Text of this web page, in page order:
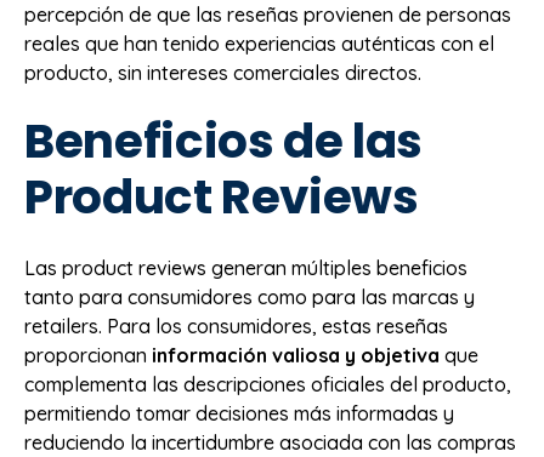
percepción de que las reseñas provienen de personas
reales que han tenido experiencias auténticas con el
producto, sin intereses comerciales directos.
Beneficios de las
Product Reviews
Las product reviews generan múltiples beneficios
tanto para consumidores como para las marcas y
retailers. Para los consumidores, estas reseñas
proporcionan información valiosa y objetiva que
complementa las descripciones oficiales del producto,
permitiendo tomar decisiones más informadas y
reduciendo la incertidumbre asociada con las compras